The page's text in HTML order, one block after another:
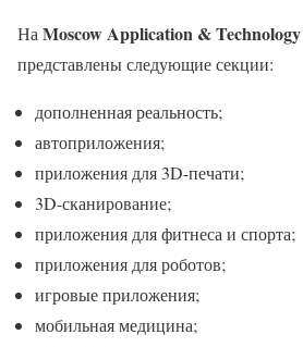
На Moscow Application &
представлены следующие секции:
дополненная реальность;
автоприложения;
приложения для 3D-печати;
3D-сканирование;
приложения для фитнеса и спорта;
приложения для роботов;
игровые приложения;
мобильная медицина;